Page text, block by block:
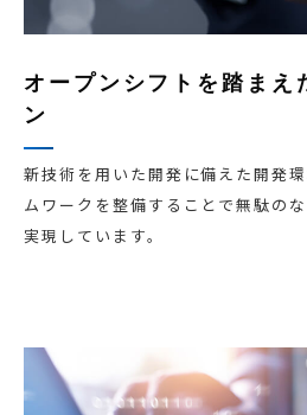
オープンシフトを踏まえ
ン
新技術を用いた開発に備えた開発
ムワークを整備することで無駄の
実現しています。